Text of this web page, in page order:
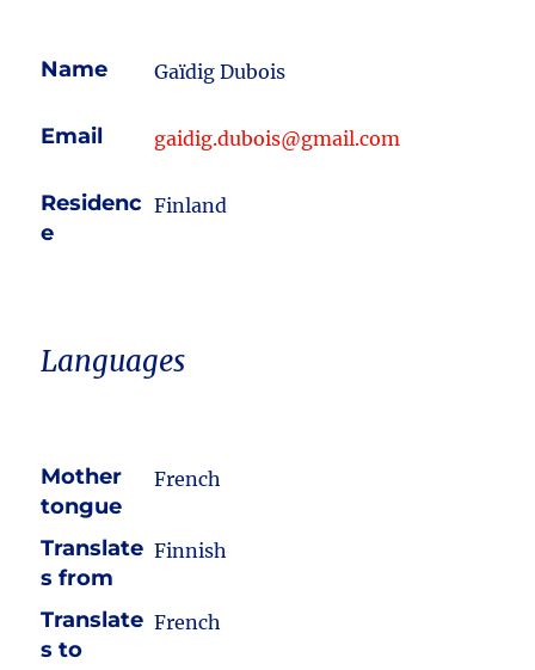
Name Gaïdig Dubois
Email gaidig.dubois@gmail.com
Residenc
e
Finland
Languages
Mother
tongue
French
Translate
s from
Finnish
Translate
s to
French